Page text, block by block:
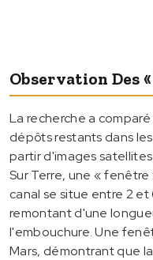
Observation Des
La recherche a
dépôts restants dans
partir d'images
Sur Terre, une «
canal se situe entre 2
remontant d'une
l'embouchure. Une
Mars, démontrant que